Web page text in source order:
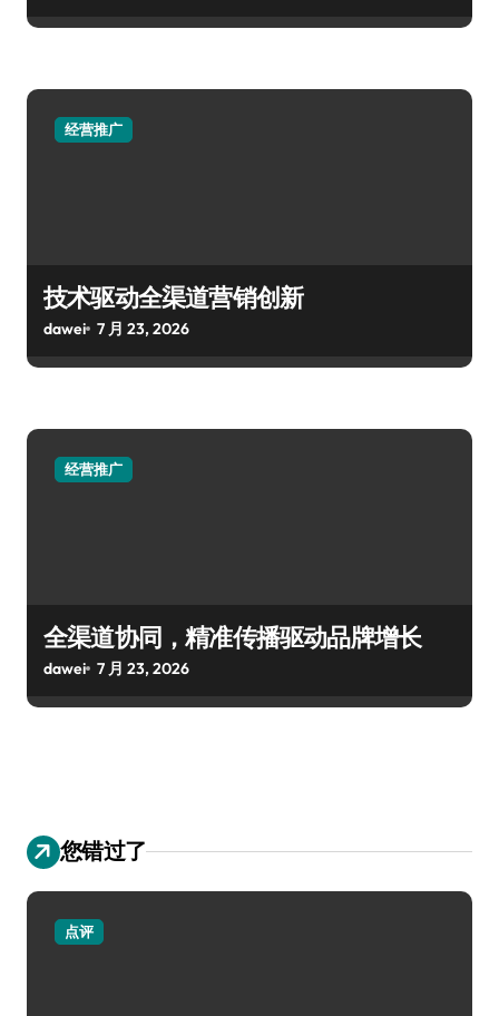
经营推广
技术驱动全渠道营销创新
dawei 7 月 23, 2026
经营推广
全渠道协同，精准传播驱动品牌增长
dawei 7 月 23, 2026
您错过了
点评